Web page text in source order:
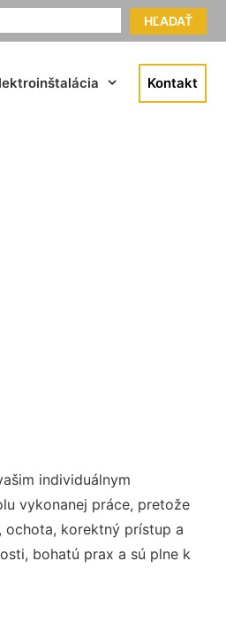
HĽADAŤ
Kontakt
individuálnym
vykonanej práce, pretože
ochota, korektný prístup a
bohatú prax a sú plne k